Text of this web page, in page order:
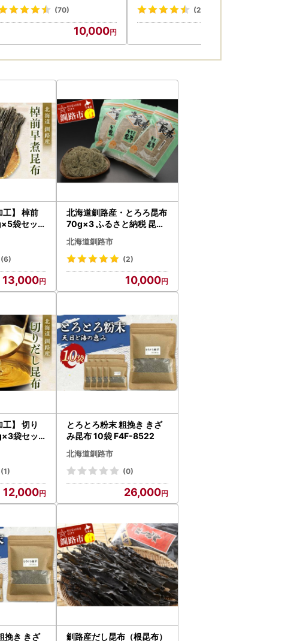
(70)
10,000
(2)
工】 棹前
袋セット
布 F4F-86
(6)
13,000
北海道釧路産・とろろ昆布
70g×3 ふるさと納税 昆布
F4F-0333
北海道釧路市
(2)
10,000
工】 切り
袋セッ
昆布 F4F-
(1)
12,000
とろとろ粉末 粗挽き きざ
み昆布 10袋 F4F-8522
北海道釧路市
(0)
26,000
挽き きざ
釧路産だし昆布（根昆布）